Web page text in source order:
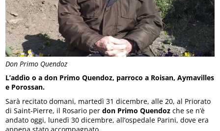
Don Primo Quendoz
L’addìo o a don Primo Quendoz, parroco a Roisan, Aymavilles
e Porossan.
Sarà recitato domani, martedì 31 dicembre, alle 20, al Priorato
di Saint-Pierre, il Rosario perdon Primo Quendoz che se n’è
andato oggi, lunedì 30 dicembre, all’ospedale Parini, dove era